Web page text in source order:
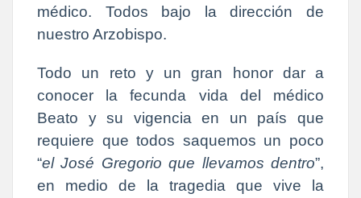
médico. Todos bajo la dirección de
nuestro Arzobispo.
Todo un reto y un gran honor dar a
conocer la fecunda vida del médico
Beato y su vigencia en un país que
requiere que todos saquemos un poco
“el José Gregorio que llevamos dentro”,
en medio de la tragedia que vive la